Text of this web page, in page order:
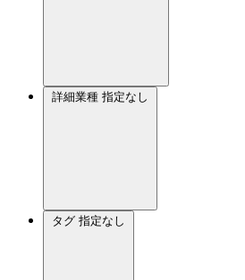
詳細業種 指定なし
タグ 指定なし